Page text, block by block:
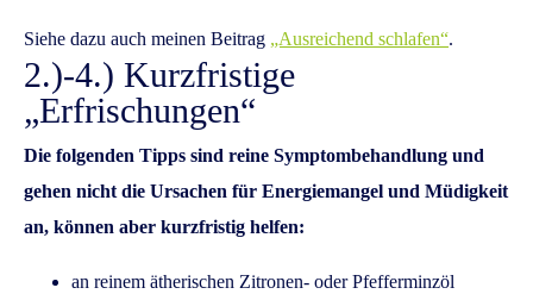
Siehe dazu auch meinen Beitrag „Ausreichend schlafen“.
2.)-4.) Kurzfristige
„Erfrischungen“
Die folgenden Tipps sind reine Symptombehandlung und
gehen nicht die Ursachen für Energiemangel und Müdigkeit
an, können aber kurzfristig helfen:
an reinem ätherischen Zitronen- oder Pfefferminzöl